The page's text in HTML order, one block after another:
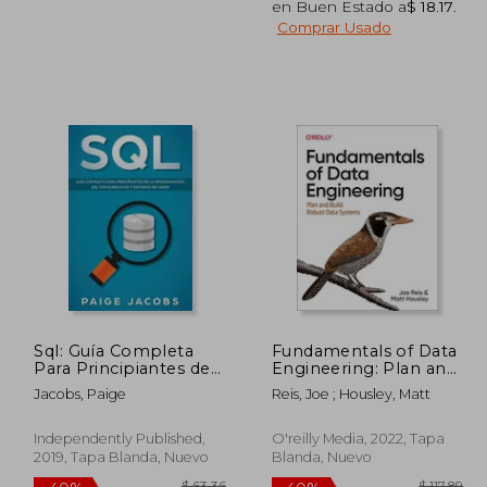
45%
dcto. $ 36.36
45%
dcto.
en Buen Estado a$ 18.17
Comprar Usado
Sql: Guía Completa
Para Principiantes de
la Programación sql
con Ejercicios y
Casos(Libro en
Espan̆Ol
Jacobs, Paige
Independently Published,
2019, Tapa Blanda, Nuevo
Fundamentals of Data
Engineering: Plan and
Build Robust Data
Systems (en Inglés)
Reis, Joe ; Housley, Matt
O'reilly Media, 2022, Tapa
Blanda, Nuevo